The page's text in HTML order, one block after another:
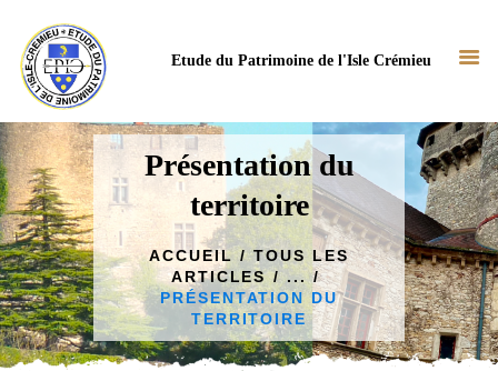
Etude du Patrimoine de l'Isle Crémieu
Présentation du
territoire
ACCUEIL
TOUS LES
ARTICLES
...
PRÉSENTATION DU
TERRITOIRE
ACCUEIL
NOTRE ASSOCIATION
NOS ACTUS
NOS TRAVAUX
BIBLIOTHÈQUE